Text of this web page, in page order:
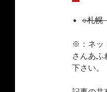
○札幌
※：ネッ
さんあふ
下さい。